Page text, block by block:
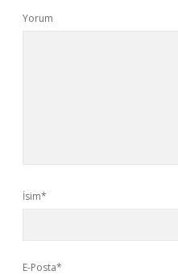
Yorum
İsim*
E-Posta*